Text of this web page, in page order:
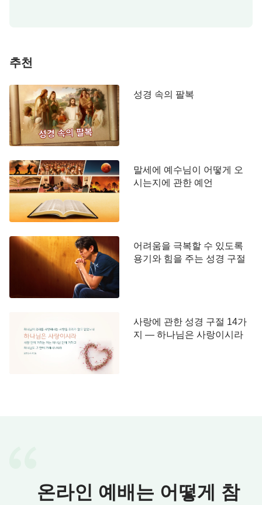
하나님을 떠날 수 없다. 인류의 무의미한 희생과 탐
다. 그리하여 사람은 불안에 떨며 어떻게 인류의 미
래와 앞길을 마주해야 할지 모르게 되었다. 심지어
인류는 과학과 지식을 두려워하고, 공허한 느낌은 더
욱 두려워하게 되었다. 네가 이 세상의 자유 국가에
명에서 벗어날 수 없다. 네가 통치자이든, 통치를 받
는 자이든 너는 인류의 운명, 비밀, 종착지를 탐구하
고자 하는 욕망에서 벗어날 수 없고, 영문도 모를 공
허감을 떨쳐 버릴 수 없다. 사회학자는 인류의 이런
공통 현상을 가리켜 사회 현상이라 말하지만 나서서
이런 문제를 해결할 수 있는 위인은 한 명도 없다. 결
국 사람은 사람인 것이다. 하나님의 자리와 하나님의
생명은 어떤 사람도 대신할 수 없다. 인류에게 필요
등하고 자유로운 공정 사회만이 아니다. 인류는 하나
님의 구원과 생명 공급이 필요하다. 하나님의 생명
공급과 구원을 얻어야만 인류는 필요와 탐구 욕구,
마음의 공허함을 해결할 수 있다.』
있거나, 자신의 운명을 결정할 수 있는 사람은 아무
도 없다. 이 같은 일은 오직 한 분, 즉 만물을 주재하
추천
성경 속의 팔복
말세에 예수님이 어떻게 오
시는지에 관한 예언
어려움을 극복할 수 있도록
용기와 힘을 주는 성경 구절
사랑에 관한 성경 구절 14가
지 — 하나님은 사랑이시라
온라인 예배는 어떻게 참